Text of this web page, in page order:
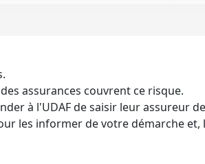
assurances couvrent ce risque.
à l'UDAF de saisir leur assureur
les informer de votre démarche et,